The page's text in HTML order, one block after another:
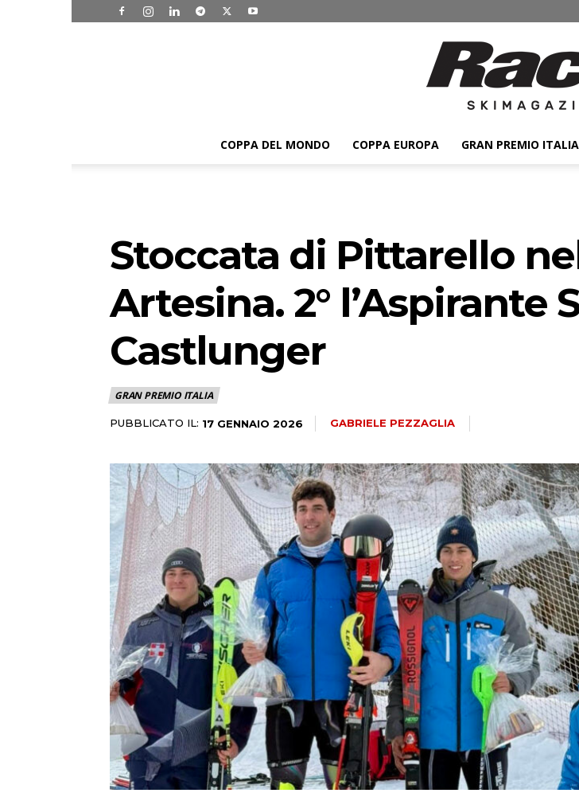
COPPA DEL MONDO COPPA EUROPA GRAN PREMIO ITALIA
Stoccata di Pittarello
Artesina. 2° l’Aspirante
Castlunger
GRAN PREMIO ITALIA
PUBBLICATO IL: 17 GENNAIO 2026 GABRIELE PEZZAGLIA